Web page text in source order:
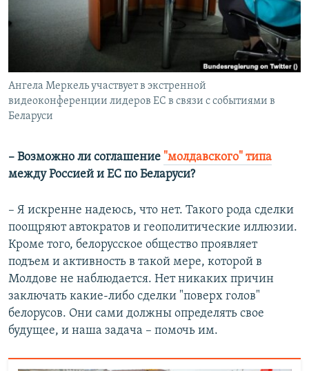
Ангела Меркель участвует в экстренной
видеоконференции лидеров ЕС в связи с событиями в
Беларуси
– Возможно ли соглашение "молдавского" типа
между Россией и ЕС по Беларуси?
– Я искренне надеюсь, что нет. Такого рода сделки
поощряют автократов и геополитические иллюзии.
Кроме того, белорусское общество проявляет
подъем и активность в такой мере, которой в
Молдове не наблюдается. Нет никаких причин
заключать какие-либо сделки "поверх голов"
белорусов. Они сами должны определять свое
будущее, и наша задача – помочь им.